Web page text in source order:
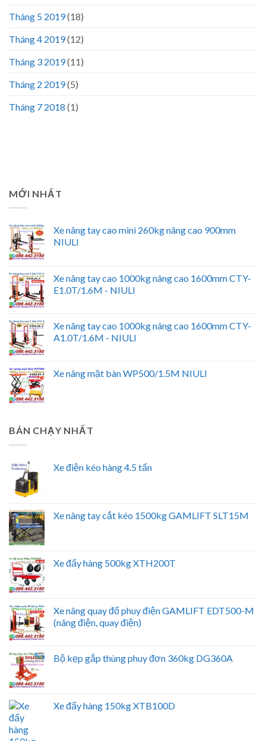
Tháng 5 2019(18)
Tháng 4 2019(12)
Tháng 3 2019(11)
Tháng 2 2019(5)
Tháng 7 2018 (1)
MỚI NHẤT
Xe nâng tay cao mini 260kg nâng cao 900mm
NIULI
Xe nâng tay cao 1000kg nâng cao 1600mm CTY-
E1.0T/1.6M - NIULI
Xe nâng tay cao 1000kg nâng cao 1600mm CTY-
A1.0T/1.6M - NIULI
Xe nâng mặt bàn WP500/1.5M NIULI
BÁN CHẠY NHẤT
Xe điện kéo hàng 4.5 tấn
Xe nâng tay cắt kéo 1500kg GAMLIFT SLT15M
Xe đẩy hàng 500kg XTH200T
Xe nâng quay đổ phuy điện GAMLIFT EDT500-M
(nâng điện, quay điện)
Bộ kẹp gắp thùng phuy đơn 360kg DG360A
Xe đẩy hàng 150kg XTB100D